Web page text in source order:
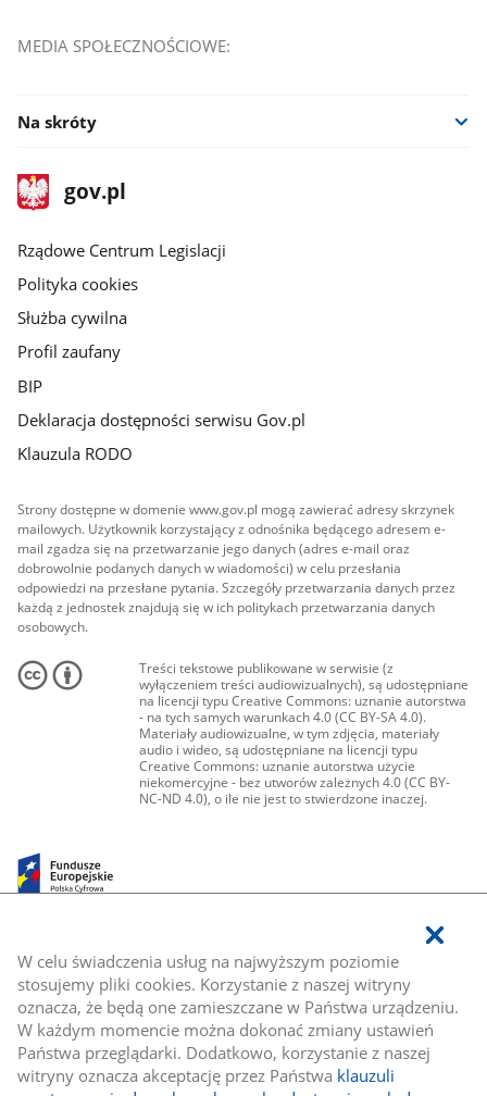
W celu świadczenia usług na najwyższym poziomie
stosujemy pliki cookies. Korzystanie z naszej witryny
oznacza, że będą one zamieszczane w Państwa urządzeniu.
W każdym momencie można dokonać zmiany ustawień
Państwa przeglądarki. Dodatkowo, korzystanie z naszej
witryny oznacza akceptację przez Państwa klauzuli
MEDIA SPOŁECZNOŚCIOWE:
Na skróty
stopka
gov.plStrona
gov.pl
Rządowe Centrum Legislacji
Polityka cookies
Służba cywilna
Profil zaufany
BIP
Deklaracja dostępności serwisu Gov.pl
Klauzula RODO
Strony dostępne w domenie www.gov.pl mogą zawierać adresy skrzynek
mailowych. Użytkownik korzystający z odnośnika będącego adresem e-
mail zgadza się na przetwarzanie jego danych (adres e-mail oraz
dobrowolnie podanych danych w wiadomości) w celu przesłania
odpowiedzi na przesłane pytania. Szczegóły przetwarzania danych przez
każdą z jednostek znajdują się w ich politykach przetwarzania danych
osobowych.
Treści tekstowe publikowane w serwisie (z
wyłączeniem treści audiowizualnych), są udostępniane
na licencji typu Creative Commons: uznanie autorstwa
- na tych samych warunkach 4.0 (CC BY-SA 4.0).
Materiały audiowizualne, w tym zdjęcia, materiały
audio i wideo, są udostępniane na licencji typu
Creative Commons: uznanie autorstwa użycie
niekomercyjne - bez utworów zależnych 4.0 (CC BY-
NC-ND 4.0), o ile nie jest to stwierdzone inaczej.